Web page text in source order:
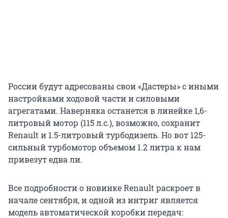
России будут адресованы свои «Дастеры» с иными
настройками ходовой части и силовыми
агрегатами. Наверняка останется в линейке 1,6-
литровый мотор (115 л.с.), возможно, сохранит
Renault и 1.5-литровый турбодизель. Но вот 125-
сильный турбомотор объемом 1.2 литра к нам
привезут едва ли.
Все подробности о новинке Renault раскроет в
начале сентября, и одной из интриг является
модель автоматической коробки передач: